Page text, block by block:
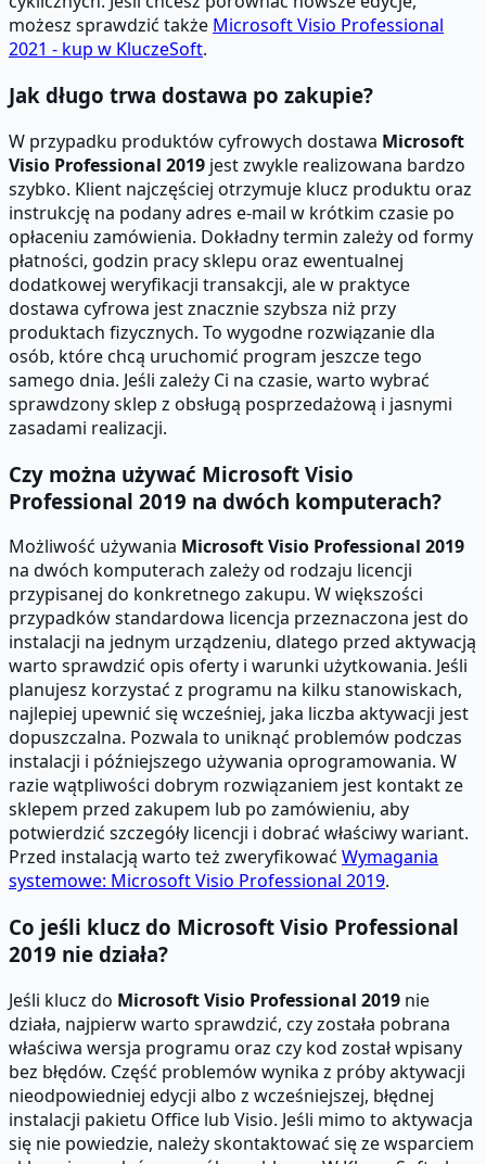
możesz sprawdzić także Microsoft Visio Professional
2021 - kup w KluczeSoft.
Jak długo trwa dostawa po zakupie?
W przypadku produktów cyfrowych dostawa Microsoft
Visio Professional 2019 jest zwykle realizowana bardzo
szybko. Klient najczęściej otrzymuje klucz produktu oraz
instrukcję na podany adres e-mail w krótkim czasie po
opłaceniu zamówienia. Dokładny termin zależy od formy
płatności, godzin pracy sklepu oraz ewentualnej
dodatkowej weryfikacji transakcji, ale w praktyce
dostawa cyfrowa jest znacznie szybsza niż przy
produktach fizycznych. To wygodne rozwiązanie dla
osób, które chcą uruchomić program jeszcze tego
samego dnia. Jeśli zależy Ci na czasie, warto wybrać
sprawdzony sklep z obsługą posprzedażową i jasnymi
zasadami realizacji.
Czy można używać Microsoft Visio
Professional 2019 na dwóch komputerach?
Możliwość używania Microsoft Visio Professional 2019
na dwóch komputerach zależy od rodzaju licencji
przypisanej do konkretnego zakupu. W większości
przypadków standardowa licencja przeznaczona jest do
instalacji na jednym urządzeniu, dlatego przed aktywacją
warto sprawdzić opis oferty i warunki użytkowania. Jeśli
planujesz korzystać z programu na kilku stanowiskach,
najlepiej upewnić się wcześniej, jaka liczba aktywacji jest
dopuszczalna. Pozwala to uniknąć problemów podczas
instalacji i późniejszego używania oprogramowania. W
razie wątpliwości dobrym rozwiązaniem jest kontakt ze
sklepem przed zakupem lub po zamówieniu, aby
potwierdzić szczegóły licencji i dobrać właściwy wariant.
Przed instalacją warto też zweryfikować Wymagania
systemowe: Microsoft Visio Professional 2019.
Co jeśli klucz do Microsoft Visio Professional
2019 nie działa?
Jeśli klucz do Microsoft Visio Professional 2019 nie
działa, najpierw warto sprawdzić, czy została pobrana
właściwa wersja programu oraz czy kod został wpisany
bez błędów. Część problemów wynika z próby aktywacji
nieodpowiedniej edycji albo z wcześniejszej, błędnej
instalacji pakietu Office lub Visio. Jeśli mimo to aktywacja
się nie powiedzie, należy skontaktować się ze wsparciem